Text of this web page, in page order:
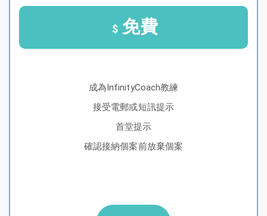
$ 免費
成為InfinityCoach教練
接受電郵或短訊提示
首堂提示
確認接納個案前放棄個案